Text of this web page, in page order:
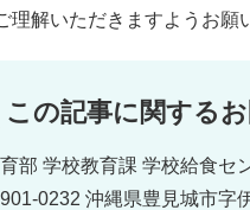
理解いただきますようお願
この記事に関する
部 学校教育課 学校給食セ
0232 沖縄県豊見城市字